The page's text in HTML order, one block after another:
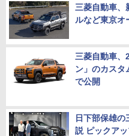
三菱自動車、
ルなど東京オ
三菱自動車、
ン」のカスタ
で公開
日下部保雄
説 ピックア